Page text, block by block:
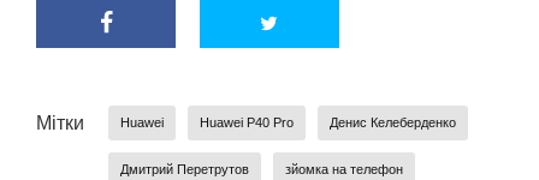
Мітки Huawei Huawei P40 Pro Денис Келеберденко
Дмитрий Перетрутов зйомка на телефон